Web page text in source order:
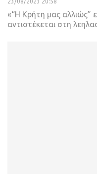
23/08/2023 20:58
«“Η Κρήτη μας αλλιώς”
αντιστέκεται στη